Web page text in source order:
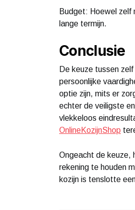
Budget: Hoewel zelf
lange termijn.
Conclusie
De keuze tussen
persoonlijke
optie zijn, mits er
echter de veiligste
vlekkeloos
OnlineKozijnShop
Ongeacht de keuze,
rekening te houden
kozijn is tenslotte